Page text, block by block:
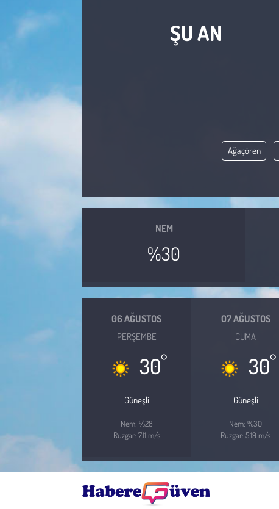
ŞU AN
Ağaçören
NEM
%30
06 AĞUSTOS
PERŞEMBE
30°
Güneşli
Nem: %28
Rüzgar: 7.11 m/s
07 AĞUSTOS
CUMA
30°
Güneşli
Nem: %30
Rüzgar: 5.19 m/s
Emek
Bilim - Teknoloji
Galeri